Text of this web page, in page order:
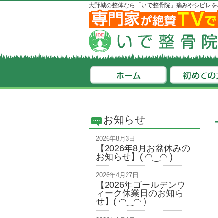
大野城の整体なら「いで整骨院」痛みやシビレ
お知らせ
2026年8月3日
【2026年8月お盆休みの
お知らせ】( ◠‿◠ )
2026年4月27日
【2026年ゴールデンウ
ィーク休業日のお知ら
せ】( ◠‿◠ )